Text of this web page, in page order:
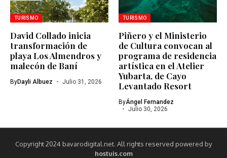
TURISMO
David Collado inicia
transformación de
playa Los Almendros y
malecón de Baní
ByDayli Albuez Julio 31, 2026
TURISMO
Piñero y el Ministerio
de Cultura convocan al
programa de residencia
artística en el Atelier
Yubarta, de Cayo
Levantado Resort
ByÁngel Fernandez
Julio 30, 2026
Copyright 2024 bavarodigital.net. All rights reserved powered by
hostuis.com